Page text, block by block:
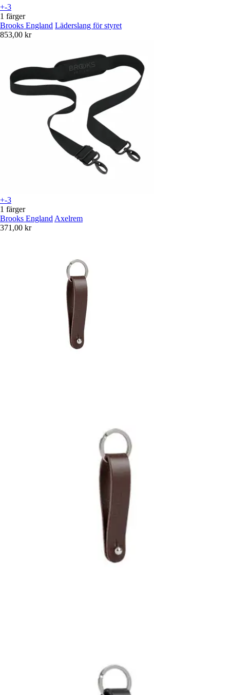
+-3
1 färger
Brooks England Läderslang för styret
853,00 kr
+-3
1 färger
Brooks England Axelrem
371,00 kr